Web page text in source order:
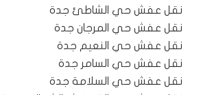
نقل عفش حي الشاطئ جدة
نقل عفش حي المرجان جدة
نقل عفش حي النعيم جدة
نقل عفش حي السامر جدة
نقل عفش حي السلامة جدة